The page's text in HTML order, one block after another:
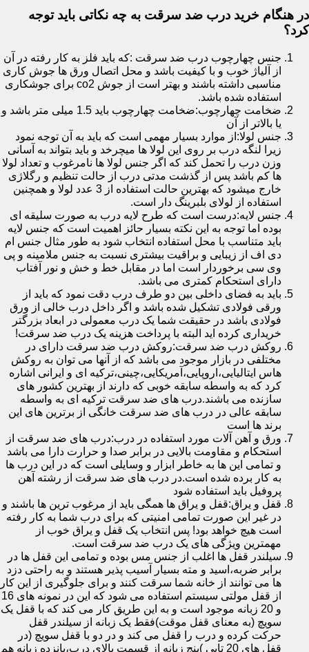
در هنگام خرید درب ضد سرقت به چه نکاتی باید توجه
کرد؟
جنس چهارچوب درب ضد سرقت :که باید فلز به کار رفته در آن
از آلیاژ خوب و با کیفیت باشد و محل اتصال ورق ها جوش کاری
مناسبی داشته باشند و بهتر است از جوش co2 برای جوشکاری
استفاده شده باشد.
ضخامت چهارچوب:ضخامت چهارچوب باید 1.5 میلی متر باشد و
یا بالاتر از آن
جنس لولا:از موارد بسیار مهمی است که باید به آن توجه نمود
زیرا لنگه درب بر روی این لولا ها میچرخد و باید بتواند به آسانی
وزن درب را تحمل کند که اگر جنس لولا ها نامرغوب و تعداد لولا
ها کم باشد پس از گذشت مدتی درب از حالت تنظیم و رگلاژی
خارج میشود که بهترین حالت استفاده از 3 عدد لولا و همچنین
استفاده از لولای بلبرینگ دار است.
جنس لایه:درست است که طرح لایه درب به صورت سلیقه ای
بوده اما توجه به این نکته بسیار حائز اهمیت است که جنس لایه
باید متناسب با محل استفاده انتخاب شود به طور مثال جنس ام
دی اف از زیبایی و براقیت بیشتری نسبت به جنس ملامینه و پی
وی سی برخوردار است اما در مقابل خط و خش و نور آفتاب
دارای استحکام کمتری می باشد.
باید به فضای داخلی بین دو طرف درب دقت نمود که باید از
ورقی فولادی تشکیل شده باشد و اگر داخل درب خالی از ورق
فولادی باشد در حقیقت شما یک درب معمولی در ابعاد بزرگتر
خریداری کرده اید البته با پرداخت هزینه یک درب ضد سرقت!
روکش درب ضد سرقت:روکش درب ضد سرقت دارای در
مختلفی در بازار موجود می باشد که از آنها می توان به روکش
هاس ایتالیایی،اروپایی،آمریکایی،چینی،ترکیه ای و ایرانی اشاره
کرد که به واسطه سابقه خوبی که دارند از بهترین کشور های
سازنده می باشند.درب های ضد سرقت ترکیه ای به واسطه
سابقه عالی در درب های ضد سرقت خانگی از برترین های این
برند ها است
ورق و آهن آلات مورد استفاده در درب:درب های ضد سرقت از
استحکام و مقاومت بالایی در برابر صدا و حرارت دارا می باشد
و تمامی این ها به خاطر ابزار و وسایلی است که در این درب ها
به کار برده شده است.در درب های ضد سرقت از رشته آهن
پروفیل باید استفاده شود
قفل و یراق:قفل و یراق ها همگی باید از مرغوب ترین ها باشند و
در غیر این صورت تمامی امنیتی که برای درب شما به کار رفته
است هیچ خواهد بود! پس انتخاب یک قفل و یراق خوب از
مهمترین ویژگی های یک درب ضد سرقت است.
سیلندر قفل ها اغلب از جنس مس بوده و تمامی این قفل ها در
برابر ضربه،اسید و مته بسیار آسیب پذیر هستند و به راحتی دزد
ها می توانند از خانه شما سرقت کنند و برای جلوگیری از این کار
از قفل مولتی سیستم استفاده می شود که این در نمونه های 16
و 20 زبانه موجود است و به این طریق کار می کند که با قفل یک
سویچ (به معنای قفل موقت)فقط یک زبانه از سیلندر قفل
حرکت کرده و درب را قفل می کند و در دو با قفل سویچ (در
قفل های 20 تایی )پنج زبانه از قسمت بالای درب،پانزده زبانه هم